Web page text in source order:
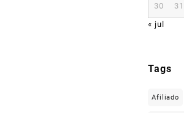
30
31
« jul
Tags
Afiliado